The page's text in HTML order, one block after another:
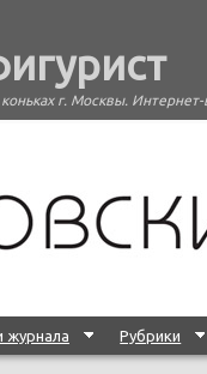
г. Москвы.
журнала Рубрики